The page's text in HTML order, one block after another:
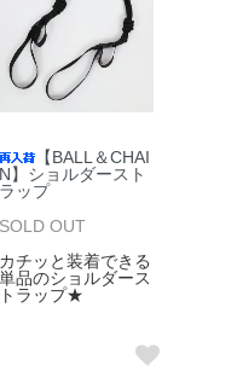
【BALL＆CHAI
N】ショルダースト
ラップ
SOLD OUT
カチッと装着できる
単品のショルダース
トラップ★